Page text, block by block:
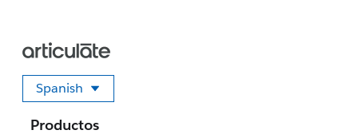
Spanish
Seleccione su idioma
Productos